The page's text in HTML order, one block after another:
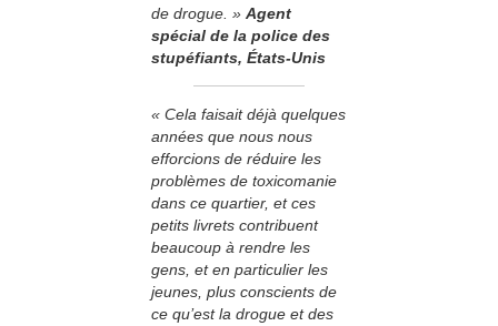
de drogue. » Agent
spécial de la police des
stupéfiants, États-Unis
« Cela faisait déjà quelques
années que nous nous
efforcions de réduire les
problèmes de toxicomanie
dans ce quartier, et ces
petits livrets contribuent
beaucoup à rendre les
gens, et en particulier les
jeunes, plus conscients de
ce qu’est la drogue et des